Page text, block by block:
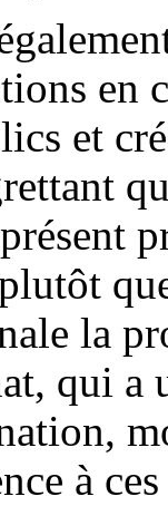
en
et
la
qui
à